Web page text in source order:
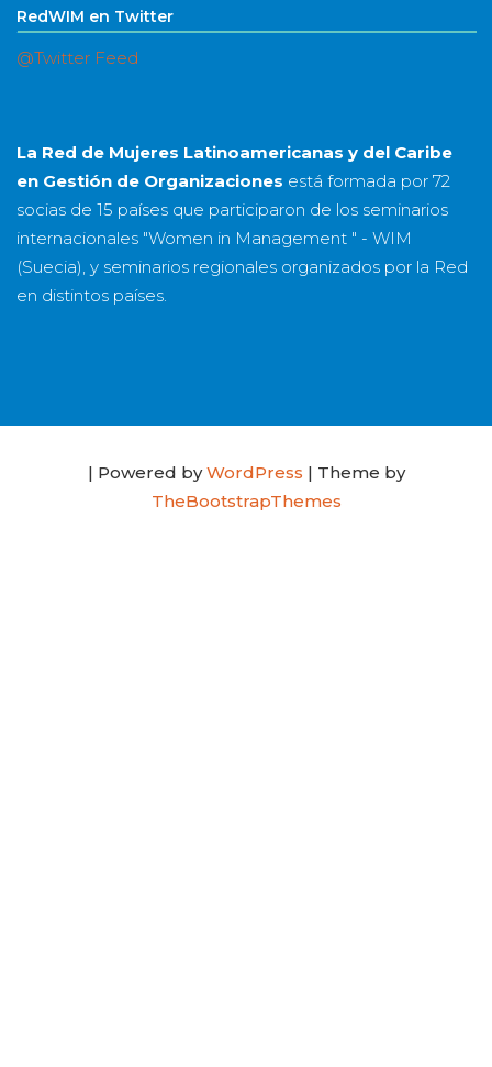
RedWIM en Twitter
@Twitter Feed
La Red de Mujeres Latinoamericanas y del Caribe
en Gestión de Organizaciones está formada por 72
socias de 15 países que participaron de los seminarios
internacionales "Women in Management " - WIM
(Suecia), y seminarios regionales organizados por la Red
en distintos países.
| Powered byWordPress | Theme by
TheBootstrapThemes